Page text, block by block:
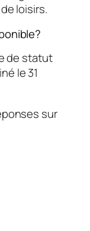
loisirs.
de statut
le 31
sur